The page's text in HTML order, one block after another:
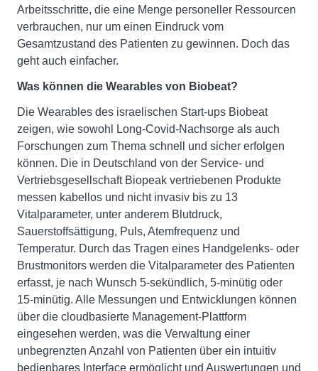
Arbeitsschritte, die eine Menge personeller Ressourcen
verbrauchen, nur um einen Eindruck vom
Gesamtzustand des Patienten zu gewinnen. Doch das
geht auch einfacher.
Was können die Wearables von Biobeat?
Die Wearables des israelischen Start-ups Biobeat
zeigen, wie sowohl Long-Covid-Nachsorge als auch
Forschungen zum Thema schnell und sicher erfolgen
können. Die in Deutschland von der Service- und
Vertriebsgesellschaft Biopeak vertriebenen Produkte
messen kabellos und nicht invasiv bis zu 13
Vitalparameter, unter anderem Blutdruck,
Sauerstoffsättigung, Puls, Atemfrequenz und
Temperatur. Durch das Tragen eines Handgelenks- oder
Brustmonitors werden die Vitalparameter des Patienten
erfasst, je nach Wunsch 5-sekündlich, 5-minütig oder
15-minütig. Alle Messungen und Entwicklungen können
über die cloudbasierte Management-Plattform
eingesehen werden, was die Verwaltung einer
unbegrenzten Anzahl von Patienten über ein intuitiv
bedienbares Interface ermöglicht und Auswertungen und